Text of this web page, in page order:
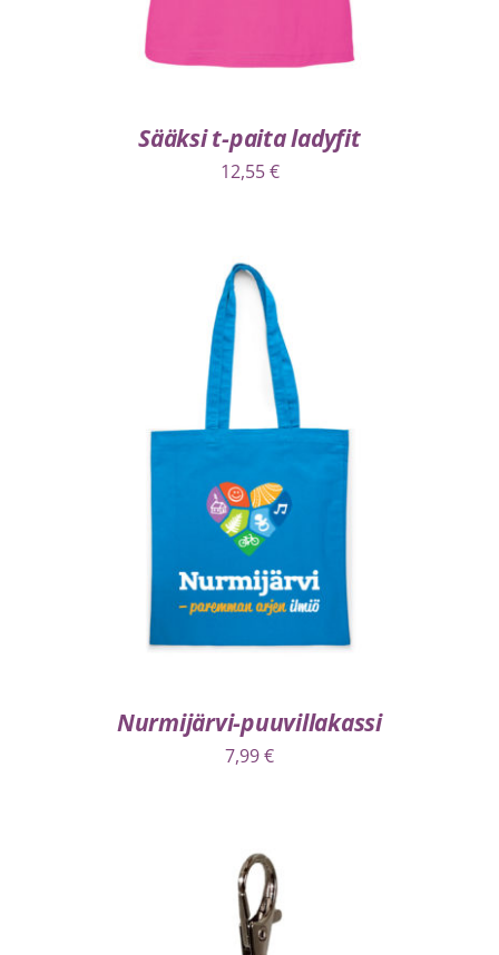
Sääksi t-paita ladyfit
12,55€
VALITSE VAIHTOEHDOISTA LISÄTIEDOT
Nurmijärvi-puuvillakassi
7,99€